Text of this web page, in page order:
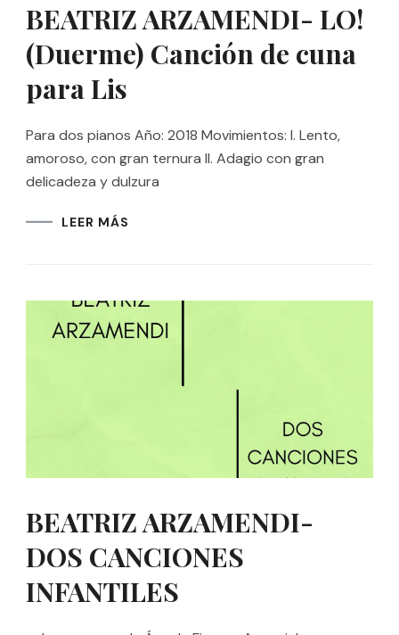
BEATRIZ ARZAMENDI- LO!
(Duerme) Canción de cuna
para Lis
Para dos pianos Año: 2018 Movimientos: I. Lento,
amoroso, con gran ternura II. Adagio con gran
delicadeza y dulzura
LEER MÁS
BEATRIZ ARZAMENDI-
DOS CANCIONES
INFANTILES